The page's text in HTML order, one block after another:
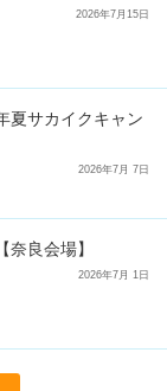
2026年7月15日
夏サカイクキャン
2026年7月 7日
良会場】
2026年7月 1日